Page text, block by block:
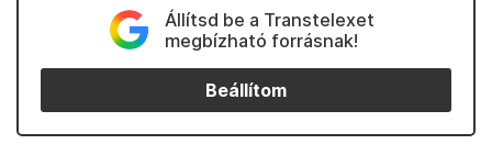
Állítsd be a Transtelexet
megbízható forrásnak!
Beállítom